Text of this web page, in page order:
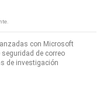
con Microsoft
seguridad de correo
de investigación